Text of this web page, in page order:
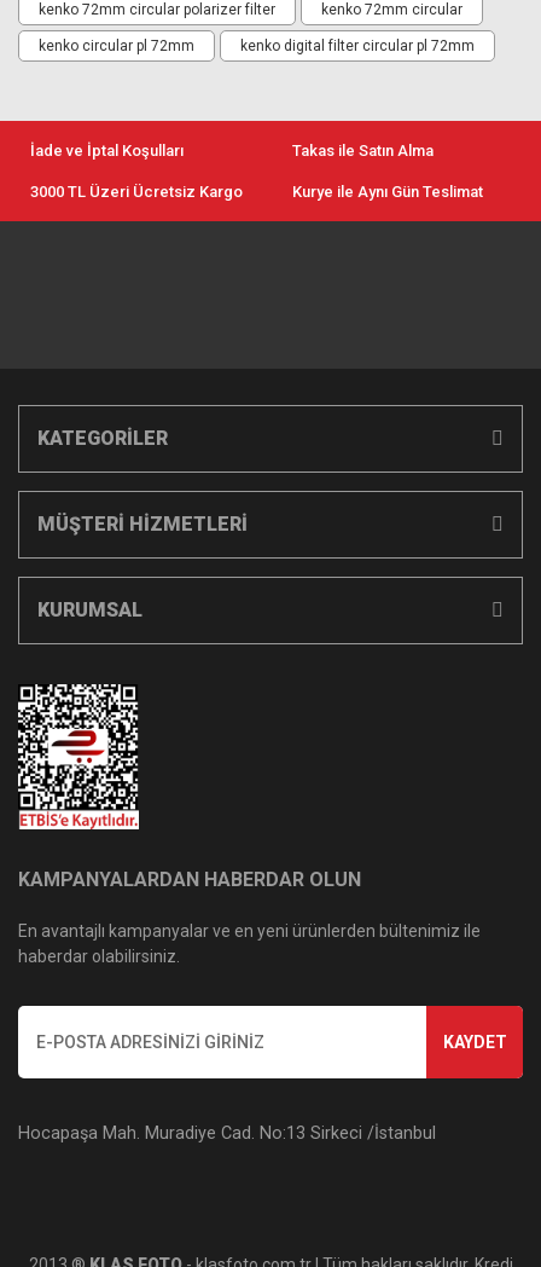
kenko 72mm circular polarizer filter
kenko 72mm circular
kenko circular pl 72mm kenko digital filter circular pl 72mm
İade ve İptal Koşulları Takas ile Satın Alma
3000 TL Üzeri Ücretsiz Kargo Kurye ile Aynı Gün Teslimat
KATEGORİLER
MÜŞTERİ HİZMETLERİ
KURUMSAL
KAMPANYALARDAN HABERDAR OLUN
En avantajlı kampanyalar ve en yeni ürünlerden bültenimiz ile
haberdar olabilirsiniz.
KAYDET
Hocapaşa Mah. Muradiye Cad. No:13 Sirkeci /İstanbul